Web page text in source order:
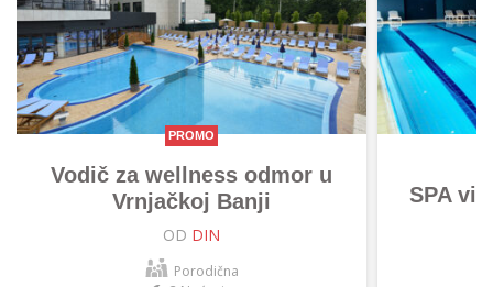
PROMO
Vodič za wellness odmor u
Vrnjačkoj Banji
OD DIN
Porodična
SPA